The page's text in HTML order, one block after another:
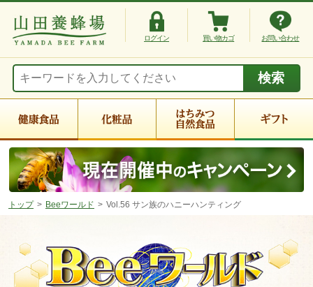
ログイン 買い物カゴ お問い合わせ
トップ Beeワールド Vol.56 サン族のハニーハンティング